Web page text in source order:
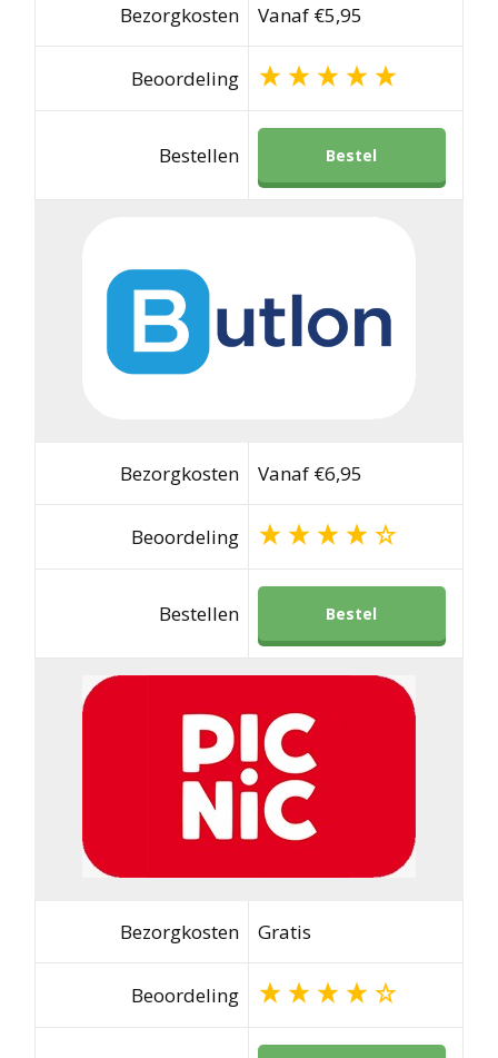
Bezorgkosten Vanaf €5,95
Beoordeling
Bestellen Bestel
Bezorgkosten Vanaf €6,95
Beoordeling
Bestellen Bestel
Bezorgkosten Gratis
Beoordeling